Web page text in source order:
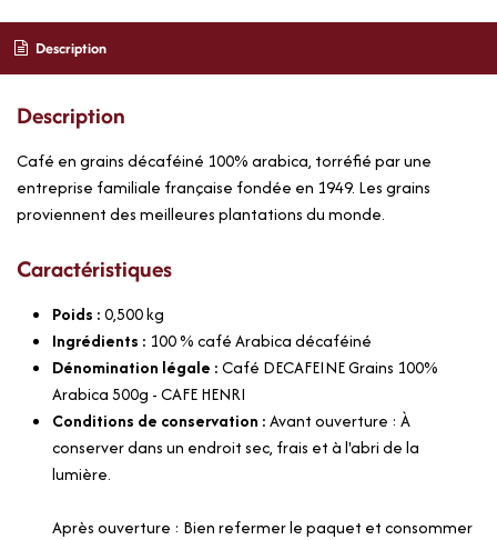
Description
Description
Café en grains décaféiné 100% arabica, torréfié par une
entreprise familiale française fondée en 1949. Les grains
proviennent des meilleures plantations du monde.
Caractéristiques
Poids :0,500kg
Ingrédients : 100 % café Arabica décaféiné
Dénomination légale :Café DECAFEINE Grains 100%
Arabica 500g - CAFE HENRI
Conditions de conservation :Avant ouverture : À
conserver dans un endroit sec, frais et à l'abri de la
lumière.
Après ouverture : Bien refermer le paquet et consommer